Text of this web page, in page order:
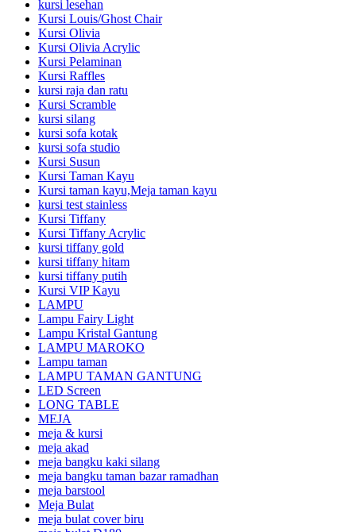
kursi lesehan
Kursi Louis/Ghost Chair
Kursi Olivia
Kursi Olivia Acrylic
Kursi Pelaminan
Kursi Raffles
kursi raja dan ratu
Kursi Scramble
kursi silang
kursi sofa kotak
kursi sofa studio
Kursi Susun
Kursi Taman Kayu
Kursi taman kayu,Meja taman kayu
kursi test stainless
Kursi Tiffany
Kursi Tiffany Acrylic
kursi tiffany gold
kursi tiffany hitam
kursi tiffany putih
Kursi VIP Kayu
LAMPU
Lampu Fairy Light
Lampu Kristal Gantung
LAMPU MAROKO
Lampu taman
LAMPU TAMAN GANTUNG
LED Screen
LONG TABLE
MEJA
meja & kursi
meja akad
meja bangku kaki silang
meja bangku taman bazar ramadhan
meja barstool
Meja Bulat
meja bulat cover biru